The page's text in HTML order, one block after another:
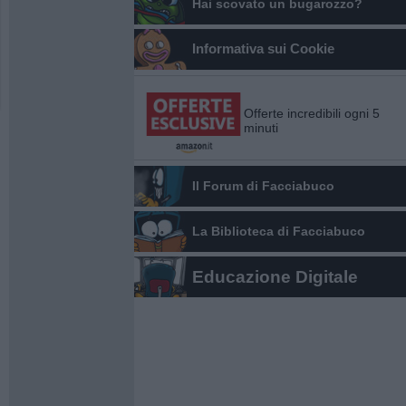
Hai scovato un bugarozzo?
Informativa sui Cookie
Offerte incredibili ogni 5
minuti
Il Forum di Facciabuco
La Biblioteca di Facciabuco
Educazione Digitale